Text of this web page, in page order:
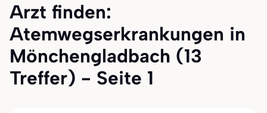
Arzt finden:
Atemwegserkrankungen in
Mönchengladbach (13
Treffer) - Seite 1